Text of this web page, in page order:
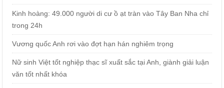
Kinh hoàng: 49.000 người di cư ồ ạt tràn vào Tây Ban Nha chỉ
trong 24h
Vương quốc Anh rơi vào đợt hạn hán nghiêm trọng
Nữ sinh Việt tốt nghiệp thạc sĩ xuất sắc tại Anh, giành giải luận
văn tốt nhất khóa